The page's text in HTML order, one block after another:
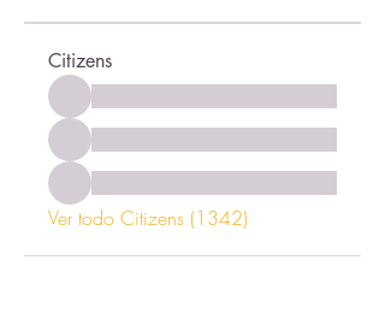
Citizens
Ver todo Citizens (1342)